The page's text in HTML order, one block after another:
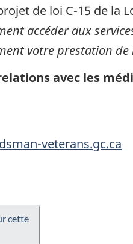
de loi C-15 de la
accéder aux
votre prestation
avec les
veterans.gc.ca